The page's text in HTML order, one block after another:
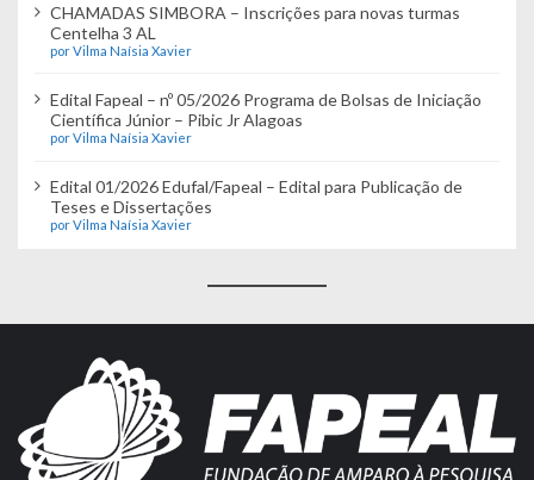
CHAMADAS SIMBORA – Inscrições para novas turmas
Centelha 3 AL
por Vilma Naísia Xavier
Edital Fapeal – nº 05/2026 Programa de Bolsas de Iniciação
Científica Júnior – Pibic Jr Alagoas
por Vilma Naísia Xavier
Edital 01/2026 Edufal/Fapeal – Edital para Publicação de
Teses e Dissertações
por Vilma Naísia Xavier